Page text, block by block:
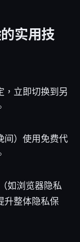
实用技
，立即切换到另
间）使用免费代
如浏览器隐私
升整体隐私保